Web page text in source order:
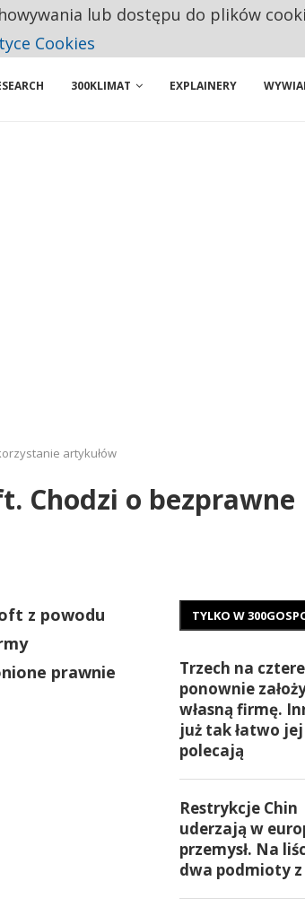
300KLIMAT EXPLAINERY
artykułów
Chodzi o bezprawne
z powodu
prawnie
TYLKO W
Trzech na
ponownie
własną firmę.
już tak łatwo
polecają
Restrykcje Chin
uderzają w
przemysł. Na
dwa podmioty z
lub dostępu do plików
Cookies